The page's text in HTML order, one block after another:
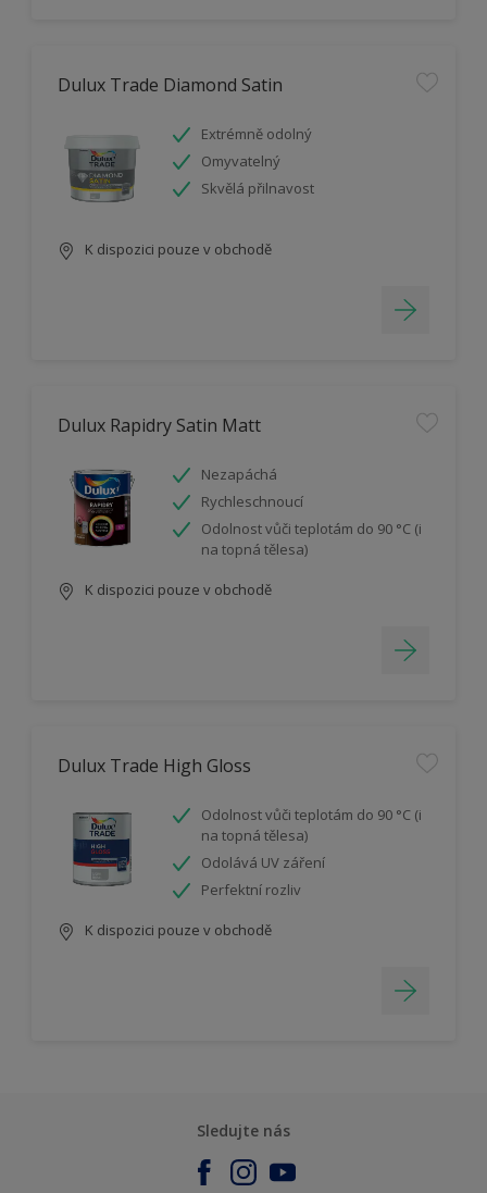
Dulux Trade Diamond Satin
Extrémně odolný
Omyvatelný
Skvělá přilnavost
K dispozici pouze v obchodě
Dulux Rapidry Satin Matt
Nezapáchá
Rychleschnoucí
Odolnost vůči teplotám do 90 °C (i
na topná tělesa)
K dispozici pouze v obchodě
Dulux Trade High Gloss
Odolnost vůči teplotám do 90 °C (i
na topná tělesa)
Odolává UV záření
Perfektní rozliv
K dispozici pouze v obchodě
Sledujte nás